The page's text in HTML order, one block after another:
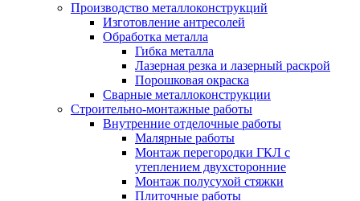
Производство металлоконструкций
Изготовление антресолей
Обработка металла
Гибка металла
Лазерная резка и лазерный раскрой
Порошковая окраска
Сварные металлоконструкции
Строительно-монтажные работы
Внутренние отделочные работы
Малярные работы
Монтаж перегородки ГКЛ с
утеплением двухсторонние
Монтаж полусухой стяжки
Плиточные работы